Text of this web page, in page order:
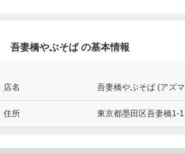
吾妻橋やぶそば の基本情報
店名 吾妻橋やぶそば (アズ
住所 東京都墨田区吾妻橋1-